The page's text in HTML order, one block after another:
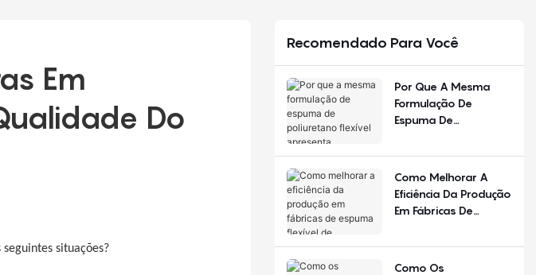
Em
Do
situações?
Recomendado Para Você
Por Que A Mesma
Formulação De
Espuma De
Apresenta
Diferente Em
Diferentes Estações
Como Melhorar A
Eficiência Da Produção
Em Fábricas De
Poliuretano?
Como Os